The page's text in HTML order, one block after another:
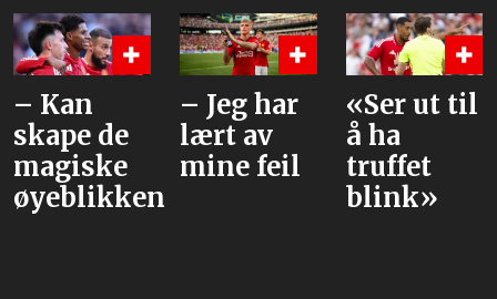
– Kan
skape de
magiske
øyeblikkene
– Jeg har
lært av
mine feil
«Ser ut til
å ha
truffet
blink»